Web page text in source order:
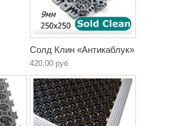
Солд Клин «Антикаблук»
420,00 руб